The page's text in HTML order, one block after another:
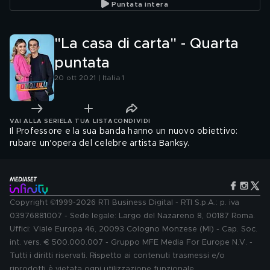
Puntata intera
"La casa di carta" - Quarta
puntata
20 ott 2021 | Italia 1
VAI ALLA SERIE LA TUA LISTA CONDIVIDI
Il Professore e la sua banda hanno un nuovo obiettivo:
rubare un'opera del celebre artista Banksy.
Copyright ©1999-2026 RTI Business Digital - RTI S.p.A.: p. iva
03976881007 - Sede legale: Largo del Nazareno 8, 00187 Roma.
Uffici: Viale Europa 46, 20093 Cologno Monzese (MI) - Cap. Soc.
int. vers. € 500.000.007 - Gruppo MFE Media For Europe N.V. -
Tutti i diritti riservati. Rispetto ai contenuti trasmessi e/o